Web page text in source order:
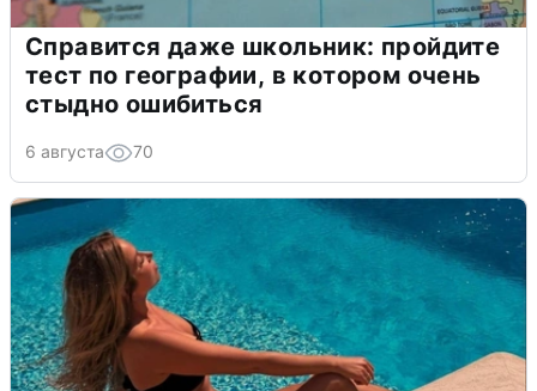
Справится даже школьник: пройдите
тест по географии, в котором очень
стыдно ошибиться
6 августа 70